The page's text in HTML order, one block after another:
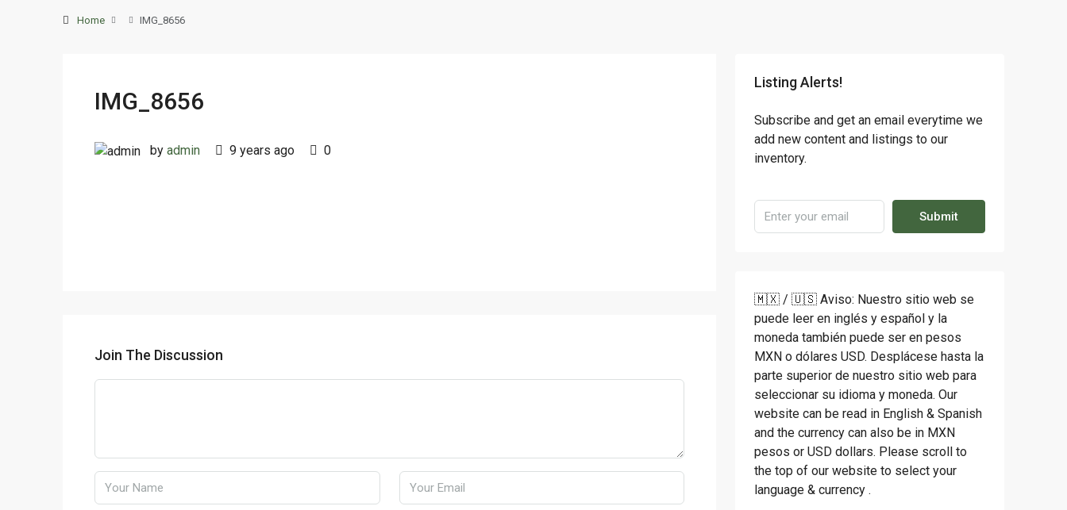
Home IMG_8656
IMG_8656
by admin 9 years ago 0
Join The Discussion
Listing Alerts!
Subscribe and get an email everytime we
add new content and listings to our
inventory.
Submit
🇲🇽 / 🇺🇸 Aviso: Nuestro sitio web se
puede leer en inglés y español y la
moneda también puede ser en pesos
MXN o dólares USD. Desplácese hasta la
parte superior de nuestro sitio web para
seleccionar su idioma y moneda. Our
website can be read in English & Spanish
and the currency can also be in MXN
pesos or USD dollars. Please scroll to
the top of our website to select your
language & currency .